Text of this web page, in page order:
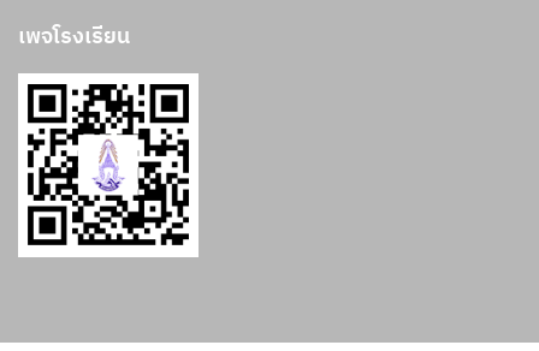
เพจโรงเรียน